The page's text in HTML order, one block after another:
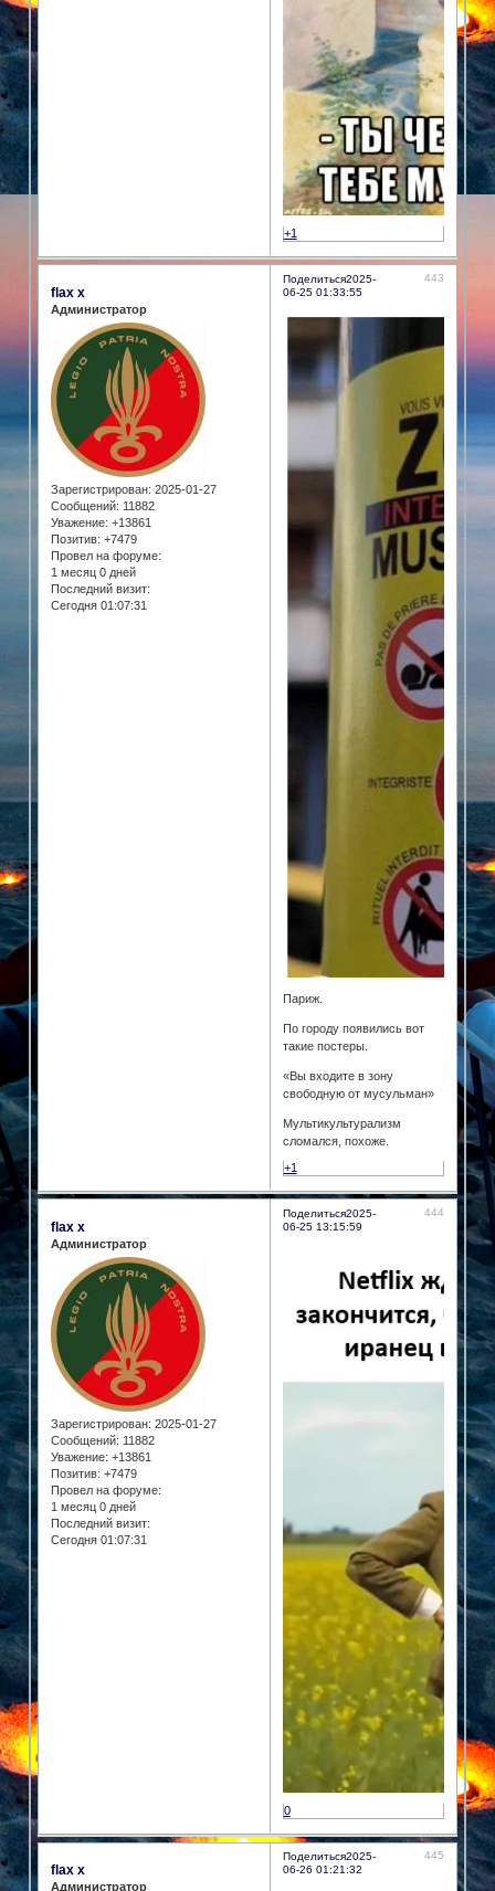
+1
Поделиться 443
2025-
06-25 01:33:55
flax x
Администратор
Зарегистрирован: 2025-01-27
Сообщений: 11882
Уважение: +13861
Позитив: +7479
Провел на форуме:
1 месяц 0 дней
Последний визит:
Сегодня 01:07:31
Париж.
По городу появились вот
такие постеры.
«Вы входите в зону
свободную от мусульман»
Мультикультурализм
сломался, похоже.
+1
Поделиться 444
2025-
06-25 13:15:59
flax x
Администратор
Зарегистрирован: 2025-01-27
Сообщений: 11882
Уважение: +13861
Позитив: +7479
Провел на форуме:
1 месяц 0 дней
Последний визит:
Сегодня 01:07:31
0
Поделиться 445
2025-
06-26 01:21:32
flax x
Администратор